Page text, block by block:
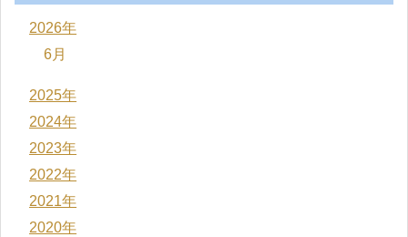
2026年
6月
2025年
2024年
2023年
2022年
2021年
2020年